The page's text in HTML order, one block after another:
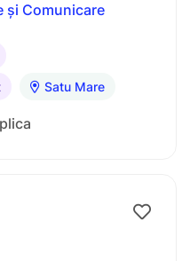
și Comunicare
Satu Mare